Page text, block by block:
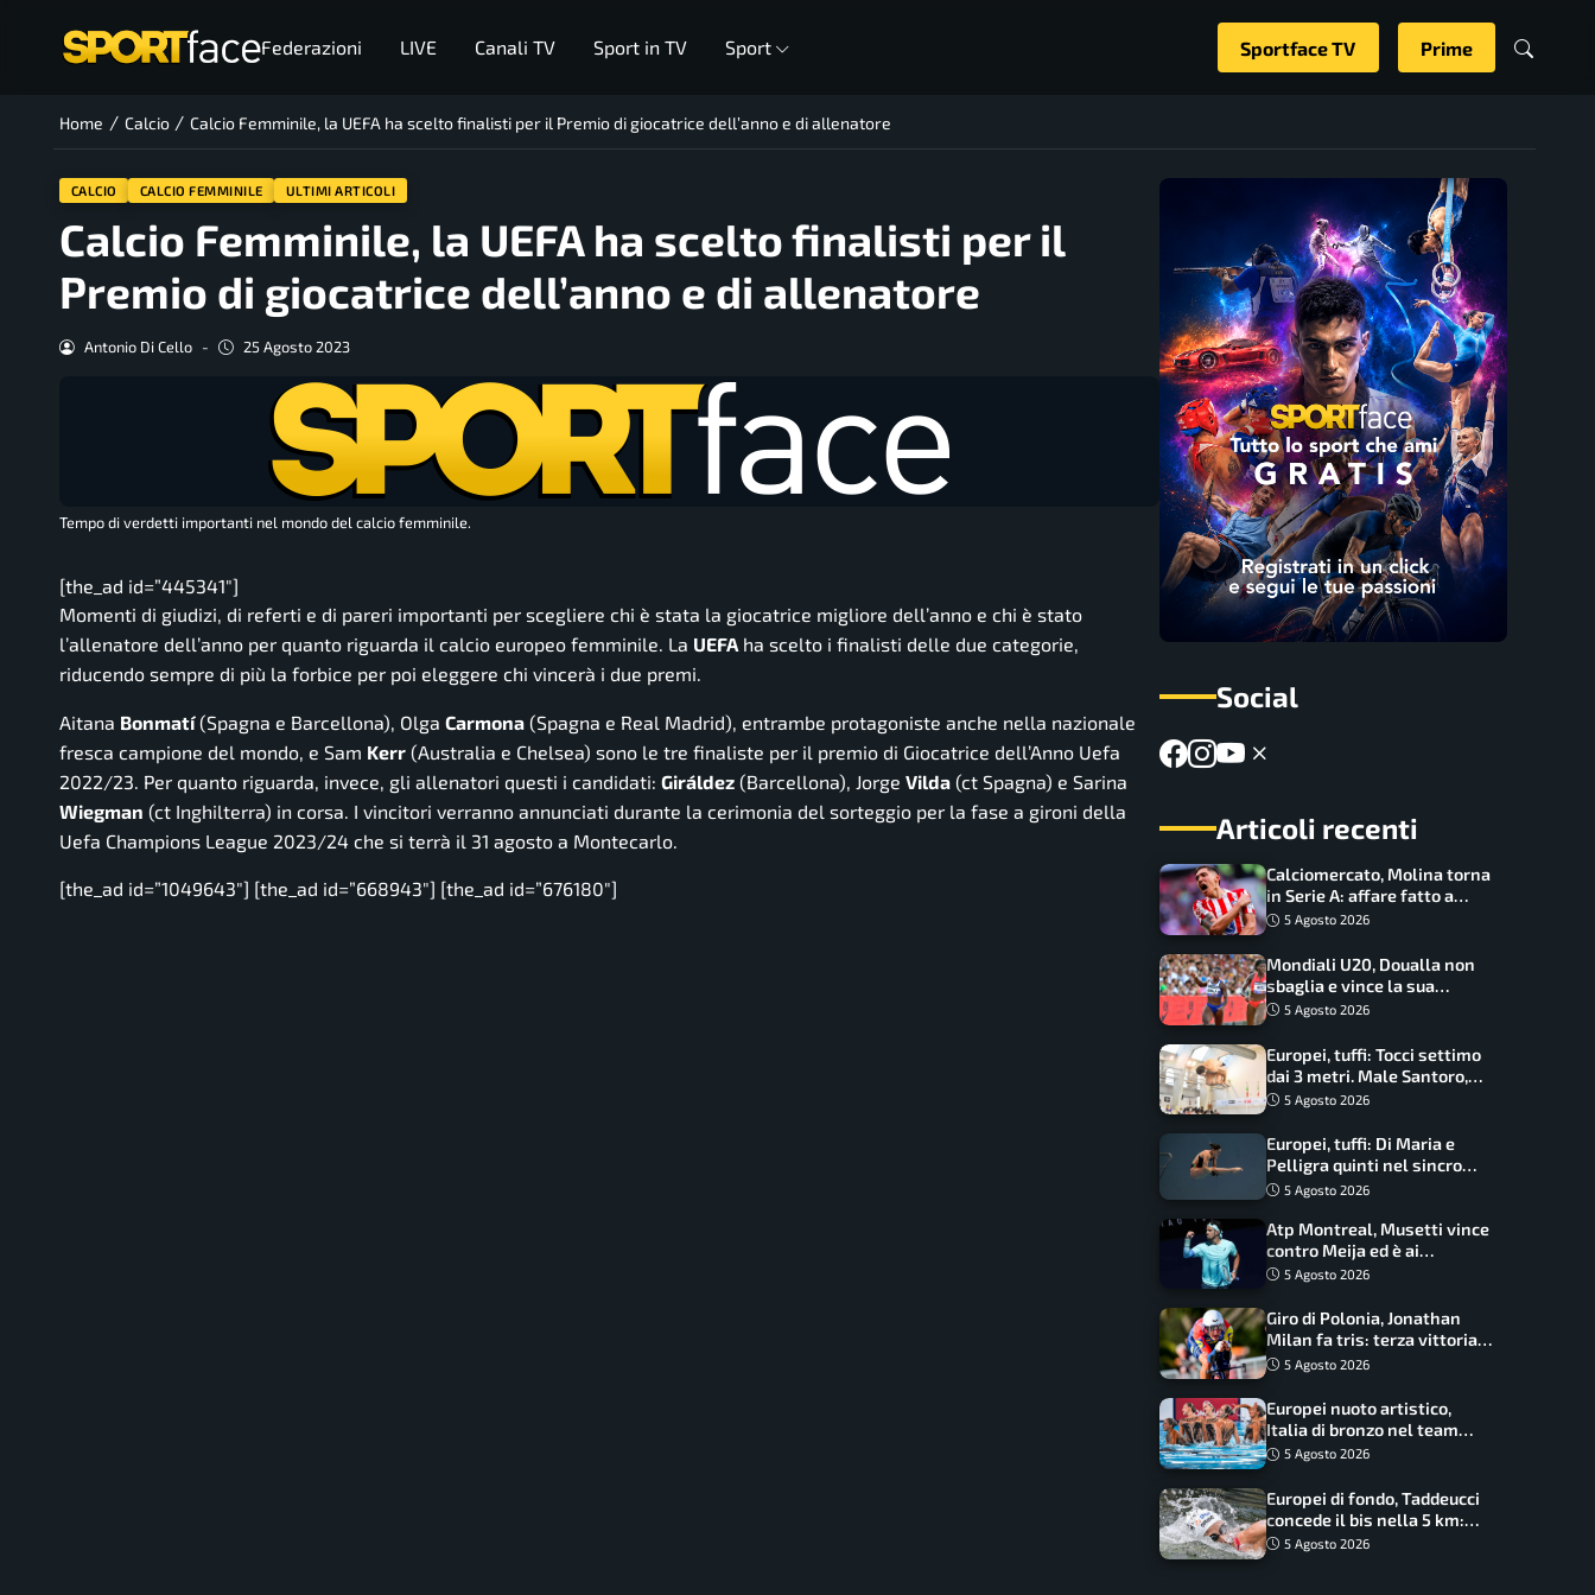
Federazioni LIVE Canali TV Sport in TV Sport Sportface TV Prime
Home / Calcio / Calcio Femminile, la UEFA ha scelto finalisti per il Premio di giocatrice dell’anno e di allenatore
CALCIO CALCIO FEMMINILE ULTIMI ARTICOLI
Calcio Femminile, la UEFA ha scelto finalisti per il
Premio di giocatrice dell’anno e di allenatore
Antonio Di Cello - 25 Agosto 2023
Tempo di verdetti importanti nel mondo del calcio femminile.
[the_ad id=”445341″]
Momenti di giudizi, di referti e di pareri importanti per scegliere chi è stata la giocatrice migliore dell’anno e chi è stato
l’allenatore dell’anno per quanto riguarda il calcio europeo femminile. La UEFA ha scelto i finalisti delle due categorie,
riducendo sempre di più la forbice per poi eleggere chi vincerà i due premi.
Aitana Bonmatí(Spagna e Barcellona), Olga Carmona (Spagna e Real Madrid), entrambe protagoniste anche nella nazionale
fresca campione del mondo, e Sam Kerr (Australia e Chelsea) sono le tre finaliste per il premio di Giocatrice dell’Anno Uefa
2022/23. Per quanto riguarda, invece, gli allenatori questi i candidati: Giráldez (Barcellona), Jorge Vilda (ct Spagna) e Sarina
Wiegman (ct Inghilterra) in corsa. I vincitori verranno annunciati durante la cerimonia del sorteggio per la fase a gironi della
Uefa Champions League 2023/24 che si terrà il 31 agosto a Montecarlo.
[the_ad id=”1049643″] [the_ad id=”668943″] [the_ad id=”676180″]
Social
Articoli recenti
Calciomercato, Molina torna
in Serie A: affare fatto a
cifre sorprendenti
5 Agosto 2026
Mondiali U20, Doualla non
sbaglia e vince la sua
batteria sui 100 metri:
5 Agosto 2026
Europei, tuffi: Tocci settimo
dai 3 metri. Male Santoro,
Wesemann si prende l’oro
5 Agosto 2026
Europei, tuffi: Di Maria e
Pelligra quinti nel sincro
misto. Oro all’Ucraina
5 Agosto 2026
Atp Montreal, Musetti vince
contro Meija ed è ai
sedicesimi
5 Agosto 2026
Giro di Polonia, Jonathan
Milan fa tris: terza vittoria
consecutiva e primato
5 Agosto 2026
Europei nuoto artistico,
Italia di bronzo nel team
acrobatic: terzo podio
5 Agosto 2026
Europei di fondo, Taddeucci
concede il bis nella 5 km:
oro azzurro, Pozzobon
5 Agosto 2026